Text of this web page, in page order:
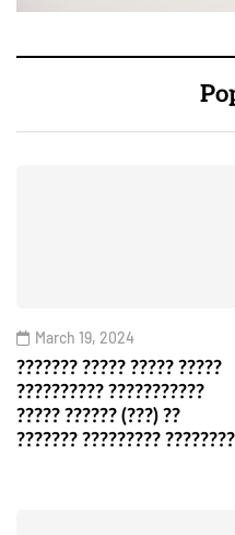
March 19, 2024
??????? ????? ????? ?????
?????????? ???????????
????? ?????? (???) ??
??????? ????????? ????????